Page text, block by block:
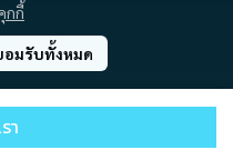
า
กกี้
อมรับทั้งหมด